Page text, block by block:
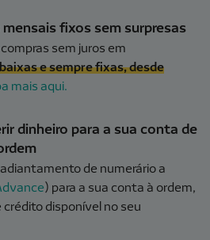
fixos sem surpresas
sem juros em
e sempre fixas, desde
mais aqui.
dinheiro para a sua conta de
de numerário a
) para a sua conta à ordem,
crédito disponível no seu